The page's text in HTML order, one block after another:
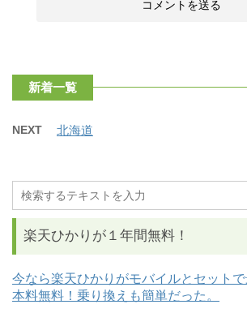
新着一覧
NEXT 北海道
楽天ひかりが１年間無料！
今なら楽天ひかりがモバイルとセット
本料無料！乗り換えも簡単だった。